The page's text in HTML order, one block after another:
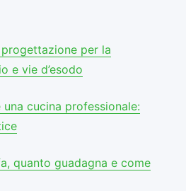
per la
e vie d’esodo
cucina professionale:
quanto guadagna e come